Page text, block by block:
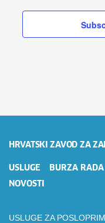
HRVATSKI ZAVOD ZA
USLUGE BURZA RADA
NOVOSTI
USLUGE ZA